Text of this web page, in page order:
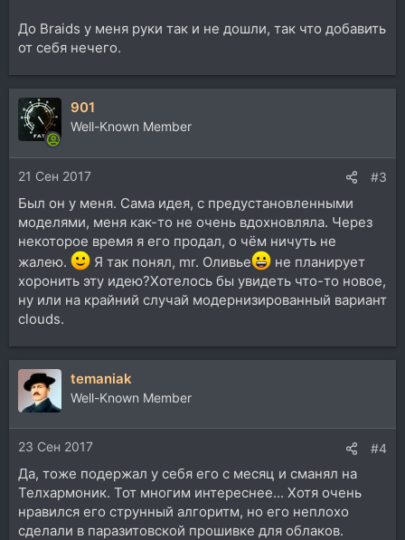
До Braids у меня руки так и не дошли, так что добавить
от себя нечего.
901
Well-Known Member
21 Сен 2017 #3
Был он у меня. Сама идея, с предустановленными
моделями, меня как-то не очень вдохновляла. Через
некоторое время я его продал, о чём ничуть не
жалею.
Я так понял, mr. Оливье
не планирует
хоронить эту идею?Хотелось бы увидеть что-то новое,
ну или на крайний случай модернизированный вариант
clouds.
temaniak
Well-Known Member
23 Сен 2017 #4
Да, тоже подержал у себя его с месяц и сманял на
Телхармоник. Тот многим интереснее... Хотя очень
нравился его струнный алгоритм, но его неплохо
сделали в паразитовской прошивке для облаков.